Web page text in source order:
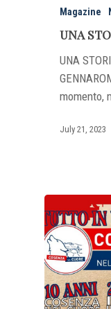
Magazine
UNA
UNA
momento,
July 21, 2023